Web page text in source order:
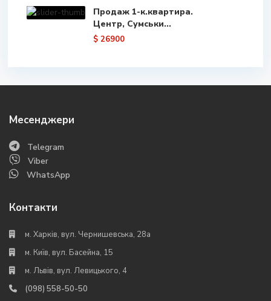
Продаж 1-к.квартира.
Центр, Сумськи...
$ 26900
Месенджери
Telegram
Viber
WhatsApp
Контакти
м. Харків, вул. Чернишевська, 28а
м. Київ, вул. Басейна, 15
м. Львів, вул. Левицького, 4
(098) 558-50-50